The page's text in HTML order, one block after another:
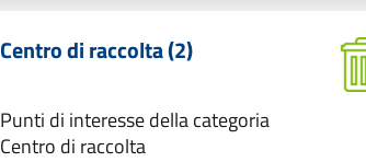
Centro di raccolta (2)
Punti di interesse della categoria
Centro di raccolta